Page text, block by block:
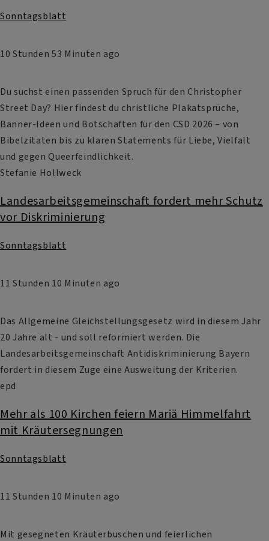
Sonntagsblatt
10 Stunden 53 Minuten ago
Du suchst einen passenden Spruch für den Christopher
Street Day? Hier findest du christliche Plakatsprüche,
Banner-Ideen und Botschaften für den CSD 2026 – von
Bibelzitaten bis zu klaren Statements für Liebe, Vielfalt
und gegen Queerfeindlichkeit.
Stefanie Hollweck
Landesarbeitsgemeinschaft fordert mehr Schutz
vor Diskriminierung
Sonntagsblatt
11 Stunden 10 Minuten ago
Das Allgemeine Gleichstellungsgesetz wird in diesem Jahr
20 Jahre alt - und soll reformiert werden. Die
Landesarbeitsgemeinschaft Antidiskriminierung Bayern
fordert in diesem Zuge eine Ausweitung der Kriterien.
epd
Mehr als 100 Kirchen feiern Mariä Himmelfahrt
mit Kräutersegnungen
Sonntagsblatt
11 Stunden 10 Minuten ago
Mit gesegneten Kräuterbuschen und feierlichen